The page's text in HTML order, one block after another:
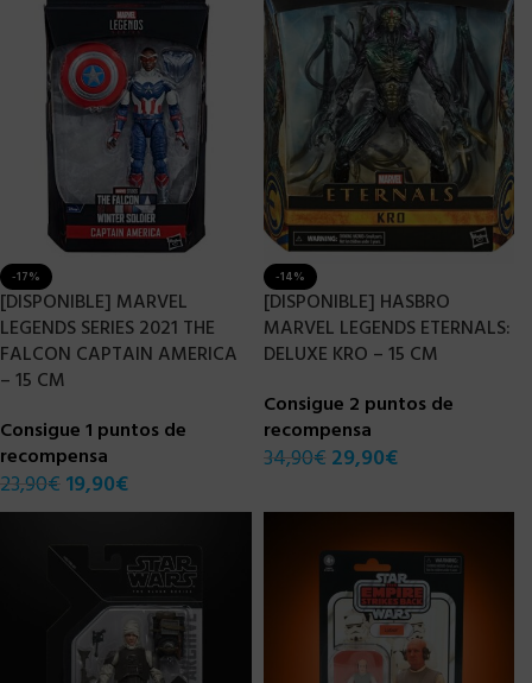
-17%
[DISPONIBLE] MARVEL
LEGENDS SERIES 2021 THE
FALCON CAPTAIN AMERICA
– 15 CM
Consigue 1 puntos de
recompensa
23,90€ 19,90€
-14%
[DISPONIBLE] HASBRO
MARVEL LEGENDS ETERNALS:
DELUXE KRO – 15 CM
Consigue 2 puntos de
recompensa
34,90€ 29,90€